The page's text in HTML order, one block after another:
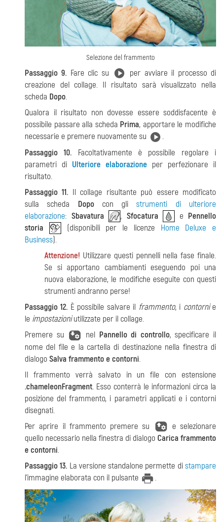
Selezione del frammento
Passaggio 9. Fare clic su
per avviare il processo di
creazione del collage. Il risultato sarà visualizzato nella
scheda Dopo.
Qualora il risultato non dovesse essere soddisfacente è
possibile passare alla scheda Prima, apportare le modifiche
necessarie e premere nuovamente su
.
Passaggio 10. Facoltativamente è possibile regolare i
parametri di Ulteriore elaborazione per perfezionare il
risultato.
Passaggio 11. Il collage risultante può essere modificato
sulla scheda Dopocon glistrumenti di ulteriore
elaborazione: Sbavatura , Sfocatura e Pennello
storia
(disponibili per le licenze Home Deluxe e
Business).
Attenzione! Utilizzare questi pennelli nella fase finale.
Se si apportano cambiamenti eseguendo poi una
nuova elaborazione, le modifiche eseguite con questi
strumenti andranno perse!
Passaggio 12. È possibile salvare il frammento, i contornie
le impostazioniutilizzate per il collage.
Premere su
nel Pannello di controllo, specificare il
nome del file e la cartella di destinazione nella finestra di
dialogo Salva frammento e contorni.
Il frammento verrà salvato in un file con estensione
.chameleonFragment. Esso conterrà le informazioni circa la
posizione del frammento, i parametri applicati e i contorni
disegnati.
Per aprire il frammento premere su
e selezionare
quello necessario nella finestra di dialogo Carica frammento
e contorni.
Passaggio 13. La versione standalone permette distampare
l'immagine elaborata con il pulsante
.